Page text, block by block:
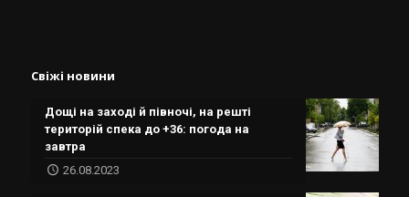
Свіжі новини
Дощі на заході й півночі, на решті
територій спека до +36: погода на
завтра
26.08.2023